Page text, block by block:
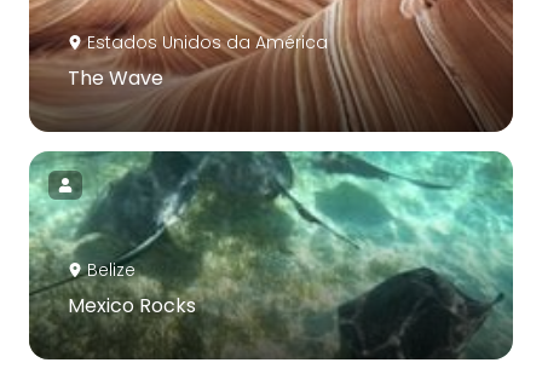
Estados Unidos da América
The Wave
Belize
Mexico Rocks